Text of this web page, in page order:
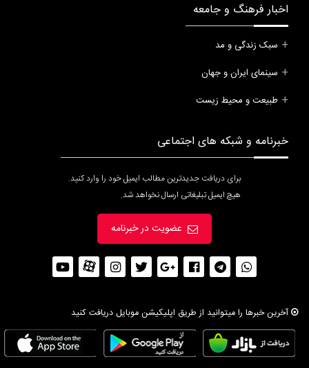
اخبار فرهنگ و جامعه
سبک زندگی و مد
سینمای ایران و جهان
طبیعت و محیط زیست
خبرنامه و شبکه های اجتماعی
برای دریافت جدیدترین مطالب ایمیل خود را وارد کنید.
هیچ ایمیل تبلیغاتی ارسال نخواهد شد.
عضویت در خبرنامه
آخرین خبرها را میتوانید از طریق اپلیکیشن موبایل دریافت کنید